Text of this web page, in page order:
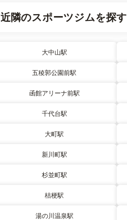
近隣のスポーツジムを探す
大中山駅
五稜郭公園前駅
函館アリーナ前駅
千代台駅
大町駅
新川町駅
杉並町駅
桔梗駅
湯の川温泉駅